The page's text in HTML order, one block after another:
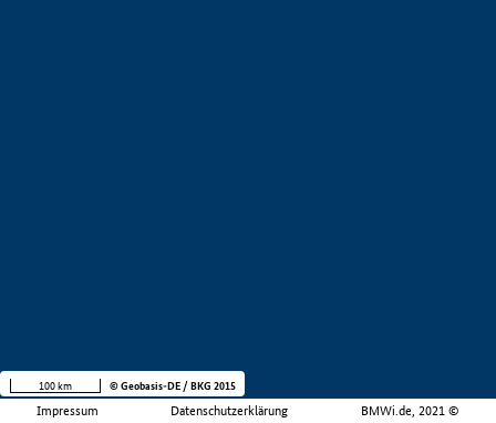
Impressum Datenschutzerklärung BMWi.de, 2021 ©
100 km © Geobasis-DE / BKG 2015